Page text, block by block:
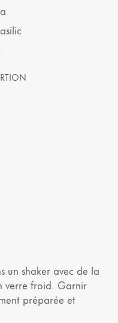
un shaker avec de la
verre froid. Garnir
préparée et